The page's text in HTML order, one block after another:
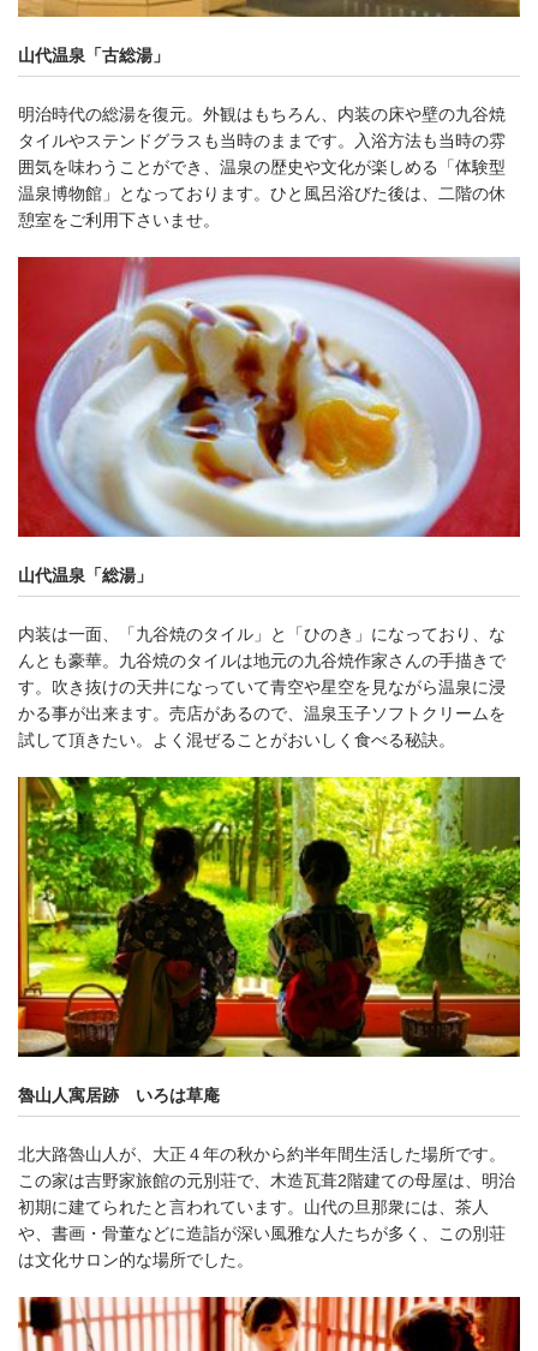
山代温泉「古総湯」
明治時代の総湯を復元。外観はもちろん、内装の床や壁の九谷焼
タイルやステンドグラスも当時のままです。入浴方法も当時の雰
囲気を味わうことができ、温泉の歴史や文化が楽しめる「体験型
温泉博物館」となっております。ひと風呂浴びた後は、二階の休
憩室をご利用下さいませ。
山代温泉「総湯」
内装は一面、「九谷焼のタイル」と「ひのき」になっており、な
んとも豪華。九谷焼のタイルは地元の九谷焼作家さんの手描きで
す。吹き抜けの天井になっていて青空や星空を見ながら温泉に浸
かる事が出来ます。売店があるので、温泉玉子ソフトクリームを
試して頂きたい。よく混ぜることがおいしく食べる秘訣。
魯山人寓居跡 いろは草庵
北大路魯山人が、大正４年の秋から約半年間生活した場所です。
この家は吉野家旅館の元別荘で、木造瓦葺2階建ての母屋は、明治
初期に建てられたと言われています。山代の旦那衆には、茶人
や、書画・骨董などに造詣が深い風雅な人たちが多く、この別荘
は文化サロン的な場所でした。